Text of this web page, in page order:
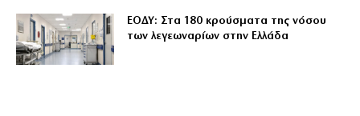
ΕΟΔΥ: Στα 180 κρούσματα της νόσου
των λεγεωναρίων στην Ελλάδα